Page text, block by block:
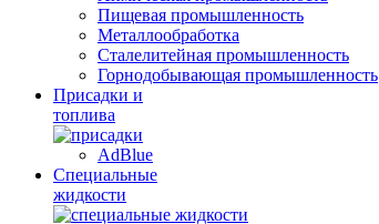
Пищевая промышленность
Металлообработка
Сталелитейная промышленность
Горнодобывающая промышленность
Присадки и
топлива
AdBlue
Специальные
жидкости